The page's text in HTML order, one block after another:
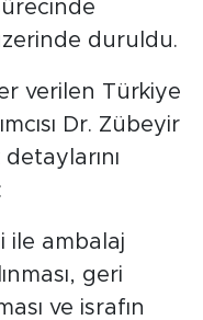
duruldu.
verilen Türkiye
Dr. Zübeyir
ile ambalaj
geri
ve israfın